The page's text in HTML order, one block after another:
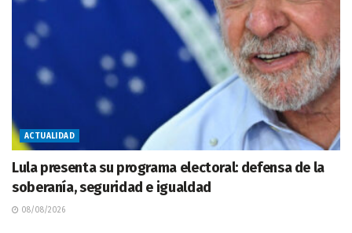
ACTUALIDAD
Lula presenta su programa electoral: defensa de la
soberanía, seguridad e igualdad
08/08/2026